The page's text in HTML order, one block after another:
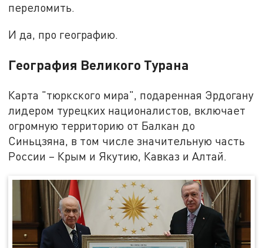
переломить.
И да, про географию.
География Великого Турана
Карта "тюркского мира", подаренная Эрдогану
лидером турецких националистов, включает
огромную территорию от Балкан до
Синьцзяна, в том числе значительную часть
России – Крым и Якутию, Кавказ и Алтай.